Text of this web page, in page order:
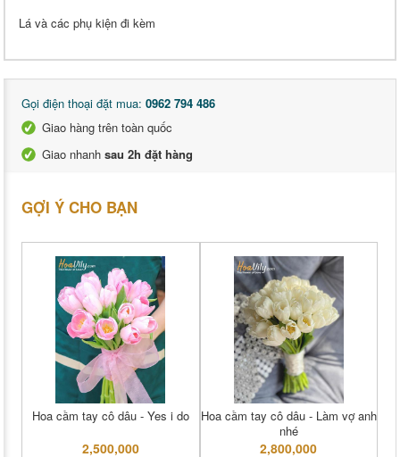
Lá và các phụ kiện đi kèm
Gọi điện thoại đặt mua: 0962 794 486
Giao hàng trên toàn quốc
Giao nhanh sau 2h đặt hàng
GỢI Ý CHO BẠN
Hoa cầm tay cô dâu - Yes i do
2,500,000
Hoa cầm tay cô dâu - Làm vợ anh
nhé
2,800,000